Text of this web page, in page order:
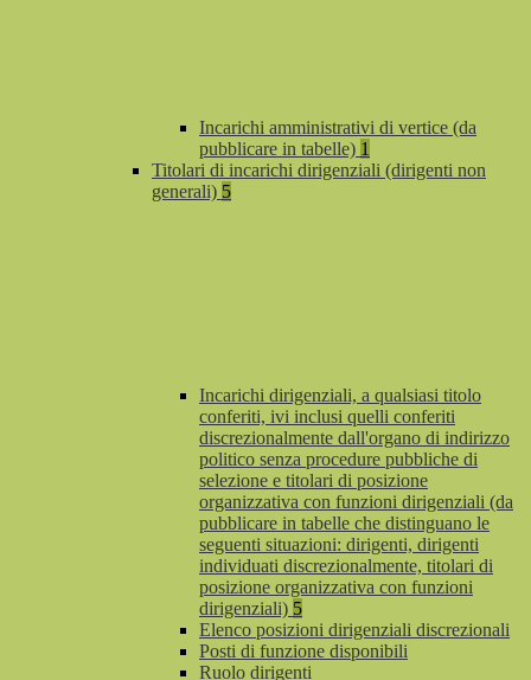
Incarichi amministrativi di vertice (da
pubblicare in tabelle) 1
Titolari di incarichi dirigenziali (dirigenti non
generali) 5
Incarichi dirigenziali, a qualsiasi titolo
conferiti, ivi inclusi quelli conferiti
discrezionalmente dall'organo di indirizzo
politico senza procedure pubbliche di
selezione e titolari di posizione
organizzativa con funzioni dirigenziali (da
pubblicare in tabelle che distinguano le
seguenti situazioni: dirigenti, dirigenti
individuati discrezionalmente, titolari di
posizione organizzativa con funzioni
dirigenziali) 5
Elenco posizioni dirigenziali discrezionali
Posti di funzione disponibili
Ruolo dirigenti